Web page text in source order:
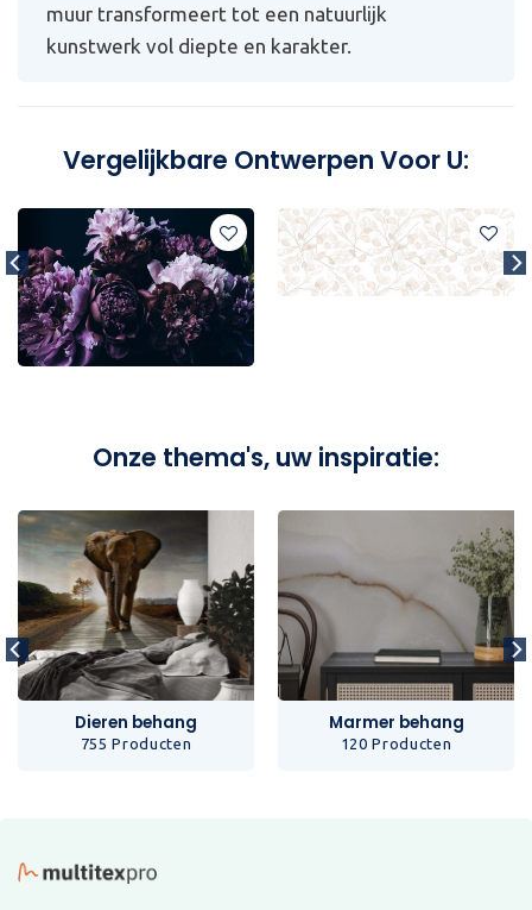
muur transformeert tot een natuurlijk
kunstwerk vol diepte en karakter.
Vergelijkbare Ontwerpen Voor U:
Onze thema's, uw inspiratie:
Dieren behang
755 Producten
Marmer behang
120 Producten